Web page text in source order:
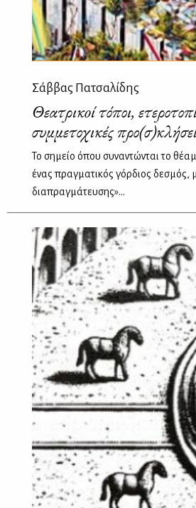
Σάββας Πατσαλίδης
Θεατρικoί τόποι,
συμμετοχικές
Το σημείο όπου συναντώνται το
ένας πραγματικός γόρδιος δεσμός,
διαπραγμάτευσης»...